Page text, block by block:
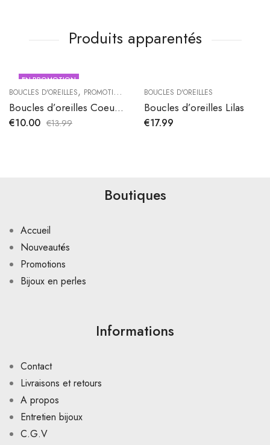
Produits apparentés
EN PROMOTION
BOUCLES D'OREILLES, PROMOTIONS
Boucles d’oreilles Coeur Topaze
€10.00 €13.99
BOUCLES D'OREILLES
Boucles d’oreilles Lilas
€17.99
Boutiques
Accueil
Nouveautés
Promotions
Bijoux en perles
Informations
Contact
Livraisons et retours
A propos
Entretien bijoux
C.G.V